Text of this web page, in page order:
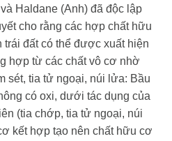
Haldane (Anh) đã độc lập
cho rằng các hợp chất hữu
đất có thể được xuất hiện
hợp từ các chất vô cơ nhờ
sét, tia tử ngoại, núi lửa: Bầu
có oxi, dưới tác dụng của
(tia chớp, tia tử ngoại, núi
kết hợp tạo nên chất hữu cơ